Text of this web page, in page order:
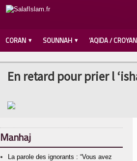
CORAN SOUNNAH ‘AQIDA /
En retard pour prier l
Manhaj
La parole des ignorants : “Vous avez